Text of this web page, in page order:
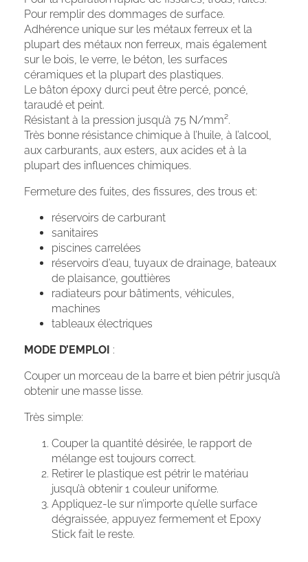
Pour remplir des dommages de surface.
Adhérence unique sur les métaux ferreux et la
plupart des métaux non ferreux, mais également
sur le bois, le verre, le béton, les surfaces
céramiques et la plupart des plastiques.
Le bâton époxy durci peut être percé, poncé,
taraudé et peint.
Résistant à la pression jusqu’à 75 N/mm².
Très bonne résistance chimique à l’huile, à l’alcool,
aux carburants, aux esters, aux acides et à la
plupart des influences chimiques.
Fermeture des fuites, des fissures, des trous et:
réservoirs de carburant
sanitaires
piscines carrelées
réservoirs d’eau, tuyaux de drainage, bateaux
de plaisance, gouttières
radiateurs pour bâtiments, véhicules,
machines
tableaux électriques
MODE D’EMPLOI :
Couper un morceau de la barre et bien pétrir jusqu’à
obtenir une masse lisse.
Très simple:
Couper la quantité désirée, le rapport de
mélange est toujours correct.
Retirer le plastique est pétrir le matériau
jusqu’à obtenir 1 couleur uniforme.
Appliquez-le sur n’importe qu’elle surface
dégraissée, appuyez fermement et Epoxy
Stick fait le reste.